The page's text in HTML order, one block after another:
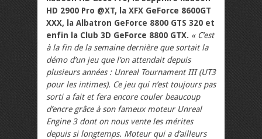
HD 2900 Pro @XT, la XFX GeForce 8600GT
XXX, la Albatron GeForce 8800 GTS 320 et
enfin la Club 3D GeForce 8800 GTX. « C’est
à la fin de la semaine dernière que sortait la
démo d’un jeu que l’on attendait depuis
plusieurs années : Unreal Tournament III (UT3
pour les intimes). Ce jeu qui n’est toujours pas
sorti a fait et fera encore couler beaucoup
d’encre grâce à son fameux moteur Unreal
Engine 3 dont on nous vente les mérites
depuis si longtemps. Moteur qui a d’ailleurs